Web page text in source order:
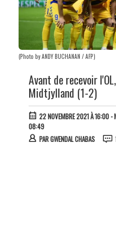
(Photo by ANDY BUCHANAN / AFP)
Avant de recevoir
Midtjylland (1-2)
22 NOVEMBRE 2021 À 16:00-
08:49
PARGWENDAL CHABAS